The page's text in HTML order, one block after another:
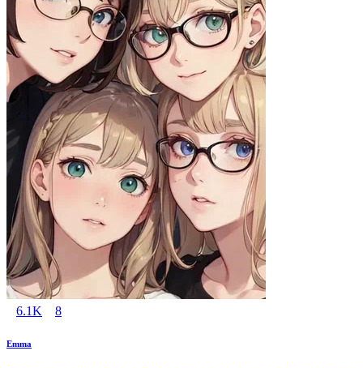
6.1K 8
Emma